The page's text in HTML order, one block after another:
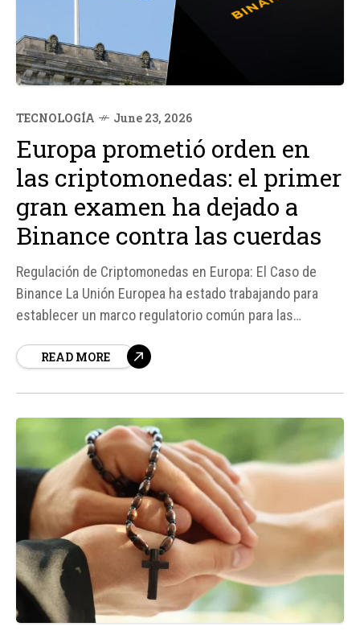
TECNOLOGÍA June 23, 2026
Europa prometió orden en
las criptomonedas: el primer
gran examen ha dejado a
Binance contra las cuerdas
Regulación de Criptomonedas en Europa: El Caso de
Binance La Unión Europea ha estado trabajando para
establecer un marco regulatorio común para las
Crypto-Assets). Este reglamento busca dar una licencia
READ MORE